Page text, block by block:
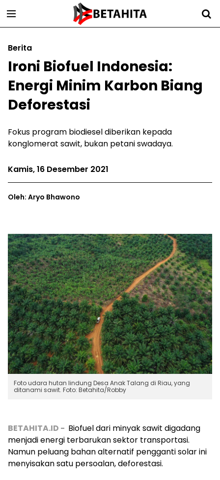
Berita
Ironi Biofuel Indonesia:
Energi Minim Karbon Biang
Deforestasi
Fokus program biodiesel diberikan kepada
konglomerat sawit, bukan petani swadaya.
Kamis, 16 Desember 2021
Oleh: Aryo Bhawono
Foto udara hutan lindung Desa Anak Talang di Riau, yang
ditanami sawit. Foto: Betahita/Robby
BETAHITA.ID - Biofuel dari minyak sawit digadang
menjadi energi terbarukan sektor transportasi.
Namun peluang bahan alternatif pengganti solar ini
menyisakan satu persoalan, deforestasi.